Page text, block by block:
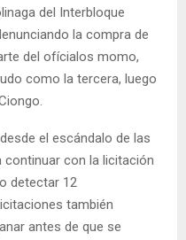
del Interbloque
la compra de
del ofícialos momo,
como la tercera, luego
el escándalo de las
continuar con la licitación
detectar 12
también
antes de que se